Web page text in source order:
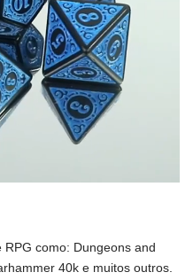
como: Dungeons and
40k e muitos outros.